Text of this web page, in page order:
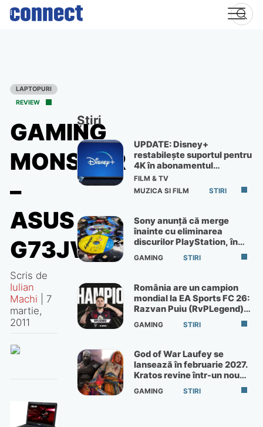
Skip
LAPTOPURI
REVIEW
GAMING
MONSTER
–
ASUS
G73JW
Scris de
Iulian
Machi
7
martie,
2011
Știri
UPDATE: Disney+
restabilește suportul pentru
4K în abonamentul
Premium
FILM & TV
MUZICA SI FILM
STIRI
Sony anunță că merge
înainte cu eliminarea
discurilor PlayStation, în
ciuda protestelor
GAMING STIRI
România are un campion
mondial la EA Sports FC 26:
Razvan Puiu (RvPLegend)
câștigă turneul de la Paris
GAMING STIRI
God of War Laufey se
lansează în februarie 2027.
Kratos revine într-un nou
God of War
GAMING STIRI